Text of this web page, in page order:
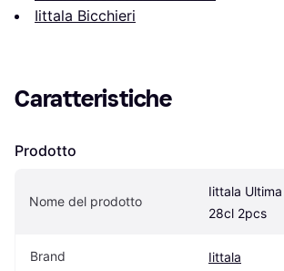
Iittala Bicchieri
Caratteristiche
Prodotto
Nome del prodotto
Iittala
28cl 2pcs
Brand Iittala